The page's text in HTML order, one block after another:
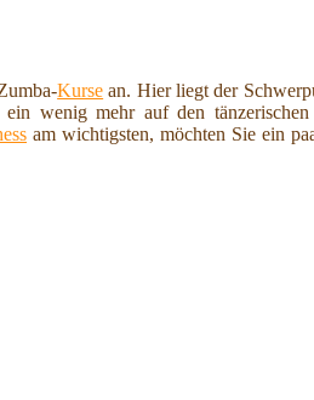
Kurse an. Hier liegt der
wenig mehr auf den
am wichtigsten, möchten Sie ein